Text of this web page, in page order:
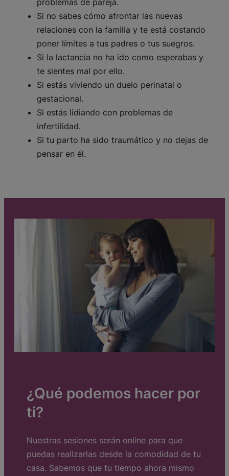
Si no sabes cómo afrontar las nuevas
relaciones con la familia y te está costando
poner límites a tus padres o tus suegros.
Si la lactancia no ha ido como esperabas y
te sientes mal por ello.
Si estás viviendo un duelo perinatal o
gestacional.
Si estás lidiando con problemas de
infertilidad.
Si tu parto ha sido traumático y no dejas de
pensar en él.
¿Qué podemos hacer por
ti?
Nuestras sesiones serán online para que
puedas realizarlas desde la comodidad de tu
casa. Sabemos que tu tiempo ahora mismo